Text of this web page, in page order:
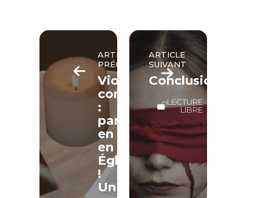
ARTICLE
PRÉCÉDENT
Violences
conjugales
:
parlons-
en
en
Église
!
Un
ARTICLE
SUIVANT
Conclusion
LECTURE
LIBRE